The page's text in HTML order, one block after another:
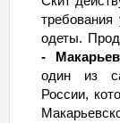
одеты.
-
один из
России,